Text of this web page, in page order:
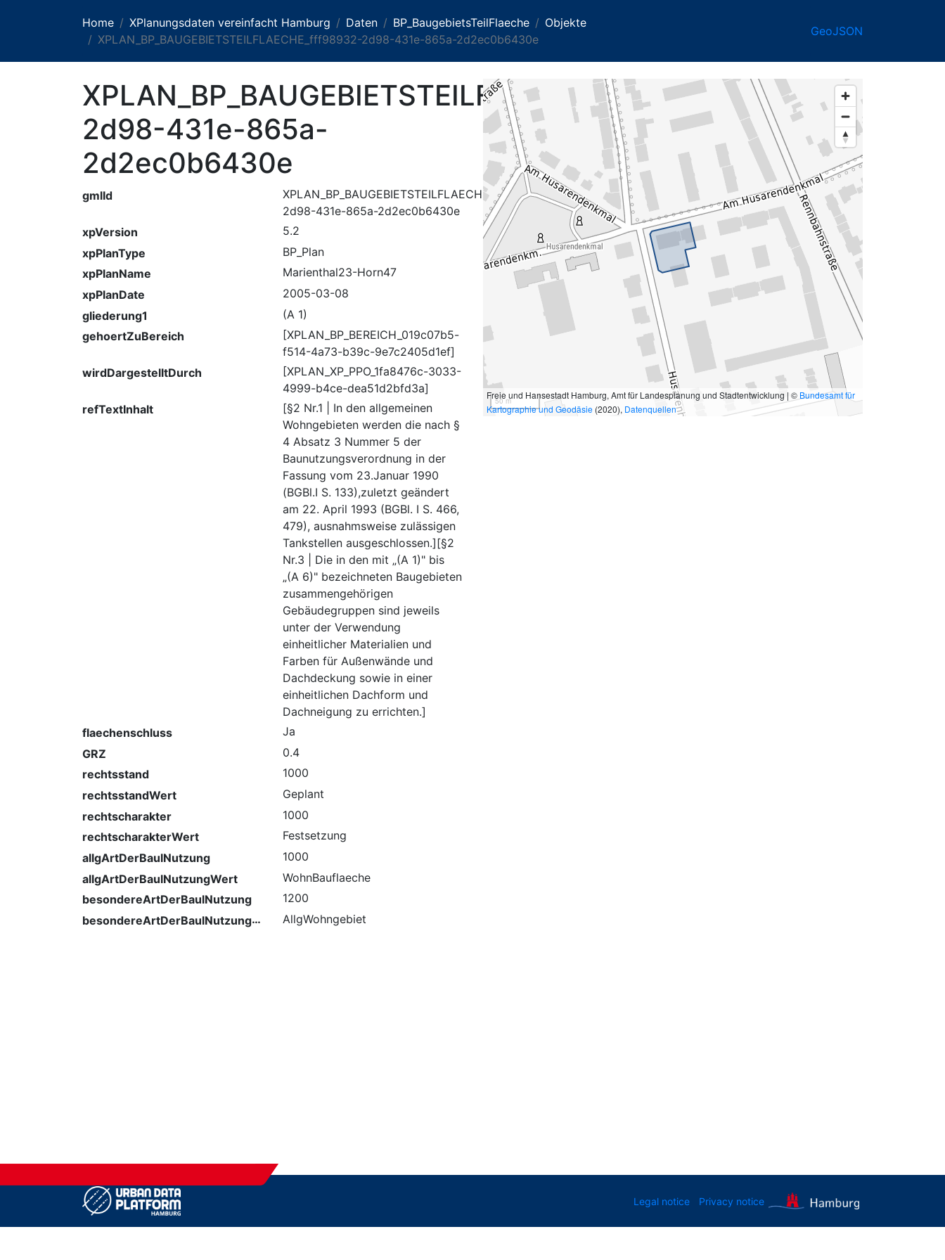
Home XPlanungsdaten vereinfacht Hamburg Daten BP_BaugebietsTeilFlaeche
Objekte
XPLAN_BP_BAUGEBIETSTEILFLAECHE_fff98932-2d98-431e-865a-2d2ec0b6430e
GeoJSON
XPLAN_BP_BAUGEBIETSTEILFLAECHE_fff98932-
2d98-431e-865a-
2d2ec0b6430e
gmlId
XPLAN_BP_BAUGEBIETSTEILFLAECHE_fff98932-
2d98-431e-865a-2d2ec0b6430e
xpVersion
5.2
xpPlanType
BP_Plan
xpPlanName
Marienthal23-Horn47
xpPlanDate
2005-03-08
gliederung1
(A 1)
gehoertZuBereich
[XPLAN_BP_BEREICH_019c07b5-
f514-4a73-b39c-9e7c2405d1ef]
wirdDargestelltDurch
[XPLAN_XP_PPO_1fa8476c-3033-
4999-b4ce-dea51d2bfd3a]
refTextInhalt
[§2 Nr.1 | In den allgemeinen
Wohngebieten werden die nach §
4 Absatz 3 Nummer 5 der
Baunutzungsverordnung in der
Fassung vom 23.Januar 1990
(BGBl.I S. 133),zuletzt geändert
am 22. April 1993 (BGBl. I S. 466,
479), ausnahmsweise zulässigen
Tankstellen ausgeschlossen.][§2
Nr.3 | Die in den mit „(A 1)" bis
„(A 6)" bezeichneten Baugebieten
zusammengehörigen
Gebäudegruppen sind jeweils
unter der Verwendung
einheitlicher Materialien und
Farben für Außenwände und
Dachdeckung sowie in einer
einheitlichen Dachform und
Dachneigung zu errichten.]
flaechenschluss
Ja
GRZ
0.4
rechtsstand
1000
rechtsstandWert
Geplant
rechtscharakter
1000
rechtscharakterWert
Festsetzung
allgArtDerBaulNutzung
1000
allgArtDerBaulNutzungWert
WohnBauflaeche
besondereArtDerBaulNutzung
1200
besondereArtDerBaulNutzungWert
AllgWohngebiet
50 m
Freie und Hansestadt Hamburg, Amt für Landesplanung und Stadtentwicklung | © Bundesamt für
Kartographie und Geodäsie (2020), Datenquellen
Legal notice Privacy notice